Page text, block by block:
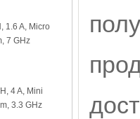
1.6 A, Micro
7 GHz
4 A, Mini
3.3 GHz